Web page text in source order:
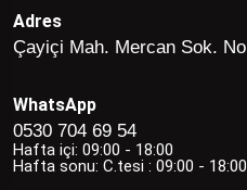
Adres
Çayiçi Mah. Mercan Sok.
WhatsApp
0530 704 69 54
Hafta içi: 09:00 - 18:00
Hafta sonu: C.tesi : 09:00 - 18:00